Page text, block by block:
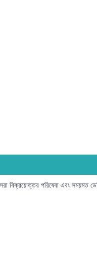
বিক্রয়োত্তর পরিষেবা এবং সময়মত